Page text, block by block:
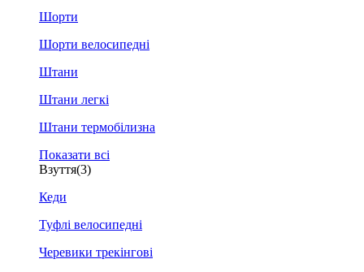
Шорти
Шорти велосипедні
Штани
Штани легкі
Штани термобілизна
Показати всі
Взуття(3)
Кеди
Туфлі велосипедні
Черевики трекінгові